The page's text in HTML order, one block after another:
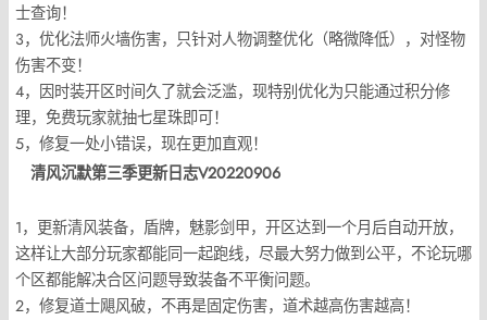
士查询！
3，优化法师火墙伤害，只针对人物调整优化（略微降低），对怪物
伤害不变！
4，因时装开区时间久了就会泛滥，现特别优化为只能通过积分修
理，免费玩家就抽七星珠即可！
5，修复一处小错误，现在更加直观！
清风沉默第三季更新日志V20220906
1，更新清风装备，盾牌，魅影剑甲，开区达到一个月后自动开放，
这样让大部分玩家都能同一起跑线，尽最大努力做到公平，不论玩哪
个区都能解决合区问题导致装备不平衡问题。
2，修复道士飓风破，不再是固定伤害，道术越高伤害越高！